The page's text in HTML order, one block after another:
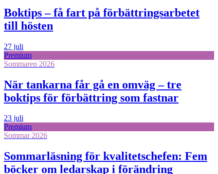
Boktips – få fart på förbättringsarbetet
till hösten
27 juli
Premium
Sommaren 2026
När tankarna får gå en omväg – tre
boktips för förbättring som fastnar
23 juli
Premium
Sommar 2026
Sommarläsning för kvalitetschefen: Fem
böcker om ledarskap i förändring